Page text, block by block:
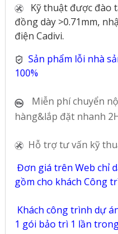
Kỹ thuật được đào
đồng dày >0.71mm,
điện Cadivi.
Sản phẩm lỗi nhà
100%
Miễn phí chuyển
hàng&lắp đặt nhanh
Hỗ trợ tư vấn kỹ
Đơn giá trên Web chỉ
gồm cho khách Công
Khách công trình dự
1 gói bảo trì 1 lần